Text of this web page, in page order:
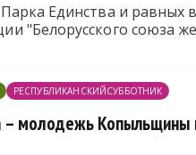
Единства и
"Белорусского союза
РЕСПУБЛИКАНСКИЙСУББОТНИК
– молодежь